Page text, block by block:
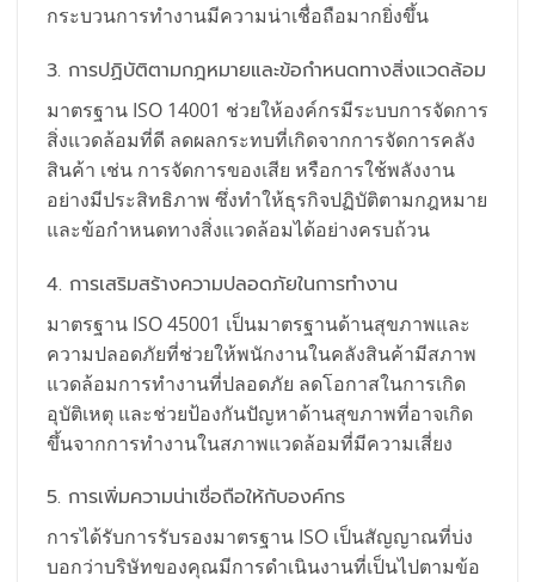
กระบวนการทำงานมีความน่าเชื่อถือมากยิ่งขึ้น
3. การปฏิบัติตามกฎหมายและข้อกำหนดทางสิ่งแวดล้อม
มาตรฐาน ISO 14001 ช่วยให้องค์กรมีระบบการจัดการ
สิ่งแวดล้อมที่ดี ลดผลกระทบที่เกิดจากการจัดการคลัง
สินค้า เช่น การจัดการของเสีย หรือการใช้พลังงาน
อย่างมีประสิทธิภาพ ซึ่งทำให้ธุรกิจปฏิบัติตามกฎหมาย
และข้อกำหนดทางสิ่งแวดล้อมได้อย่างครบถ้วน
4. การเสริมสร้างความปลอดภัยในการทำงาน
มาตรฐาน ISO 45001 เป็นมาตรฐานด้านสุขภาพและ
ความปลอดภัยที่ช่วยให้พนักงานในคลังสินค้ามีสภาพ
แวดล้อมการทำงานที่ปลอดภัย ลดโอกาสในการเกิด
อุบัติเหตุ และช่วยป้องกันปัญหาด้านสุขภาพที่อาจเกิด
ขึ้นจากการทำงานในสภาพแวดล้อมที่มีความเสี่ยง
5. การเพิ่มความน่าเชื่อถือให้กับองค์กร
การได้รับการรับรองมาตรฐาน ISO เป็นสัญญาณที่บ่ง
บอกว่าบริษัทของคุณมีการดำเนินงานที่เป็นไปตามข้อ